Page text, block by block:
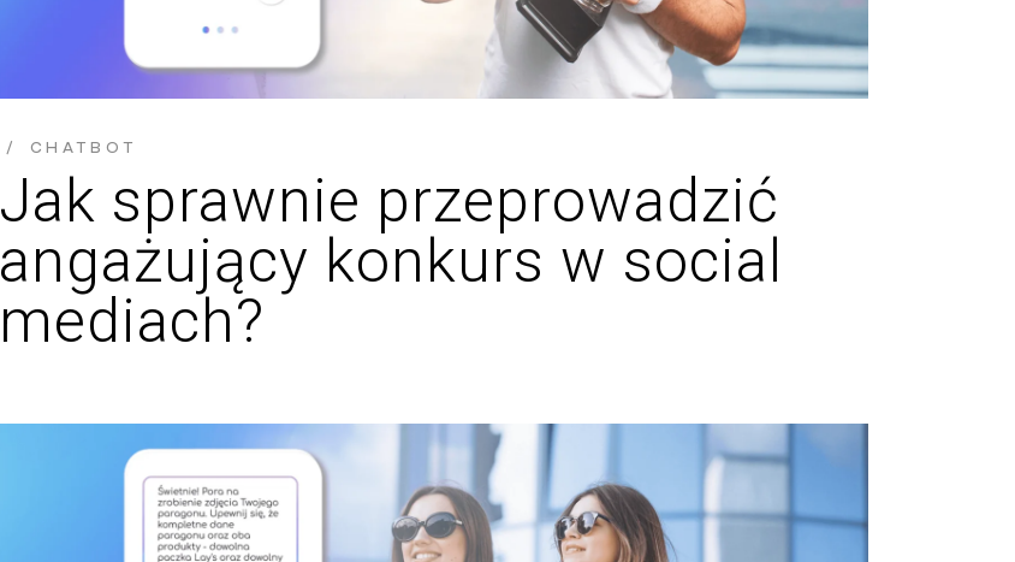
CHATBOT
Jak sprawnie przeprowadzić
angażujący konkurs w social
mediach?